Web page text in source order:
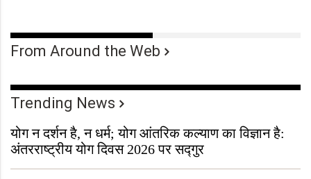
From Around the Web
Trending News
योग न दर्शन है, न धर्म; योग आंतरिक कल्याण का विज्ञान है:
अंतरराष्ट्रीय योग दिवस 2026 पर सद्गुर